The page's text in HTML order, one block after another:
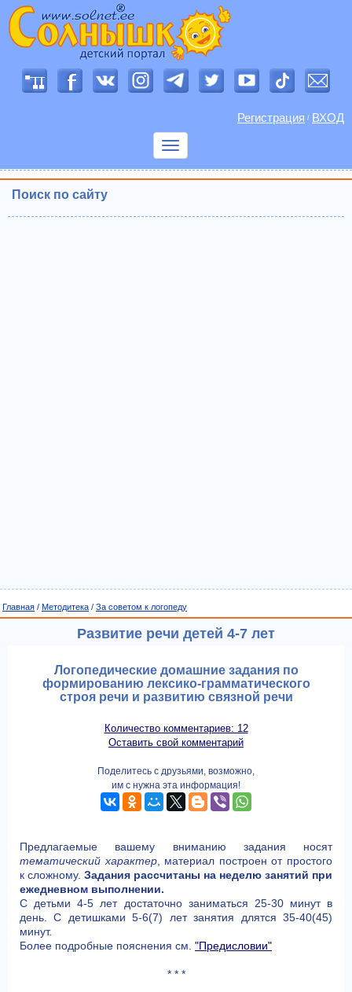
Регистрация / ВХОД
Показать
Поиск по сайту
Главная / Методитека / За советом к логопеду
Развитие речи детей 4-7 лет
Логопедические домашние задания по
формированию лексико-грамматического
строя речи и развитию связной речи
Количество комментариев: 12
Оставить свой комментарий
Поделитесь с друзьями, возможно,
им с нужна эта информация!
Предлагаемые вашему вниманию задания носят
тематический характер, материал построен от простого
к сложному. Задания рассчитаны на неделю занятий при
ежедневном выполнении.
С детьми 4-5 лет достаточно заниматься 25-30 минут в
день. С детишками 5-6(7) лет занятия длятся 35-40(45)
минут.
Более подробные пояснения см. "Предисловии"
* * *